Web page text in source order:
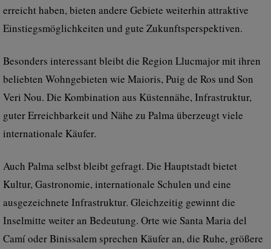
erreicht haben, bieten andere Gebiete weiterhin attraktive
Einstiegsmöglichkeiten und gute Zukunftsperspektiven.
Besonders interessant bleibt die Region Llucmajor mit ihren
beliebten Wohngebieten wie Maioris, Puig de Ros und Son
Veri Nou. Die Kombination aus Küstennähe, Infrastruktur,
guter Erreichbarkeit und Nähe zu Palma überzeugt viele
internationale Käufer.
Auch Palma selbst bleibt gefragt. Die Hauptstadt bietet
Kultur, Gastronomie, internationale Schulen und eine
ausgezeichnete Infrastruktur. Gleichzeitig gewinnt die
Inselmitte weiter an Bedeutung. Orte wie Santa Maria del
Camí oder Binissalem sprechen Käufer an, die Ruhe, größere